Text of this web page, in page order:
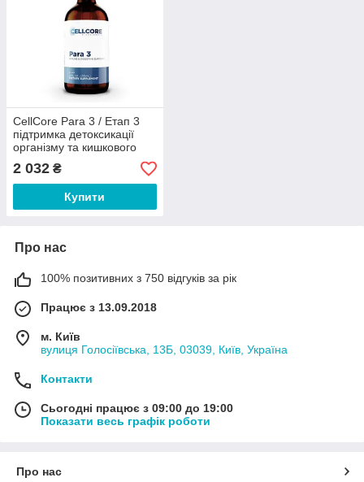
CellCore Para 3 / Етап 3
підтримка детоксикації
організму та кишкового
микробиома 59 мл
2 032 ₴
Купити
Про нас
100% позитивних з 750 відгуків за рік
Працює з 13.09.2018
м. Київ
вулиця Голосіївська, 13Б, 03039, Київ, Україна
Контакти
Сьогодні працює з 09:00 до 19:00
Показати весь графік роботи
Про нас